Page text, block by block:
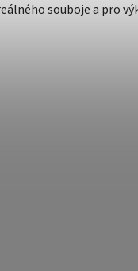
souboje a pro